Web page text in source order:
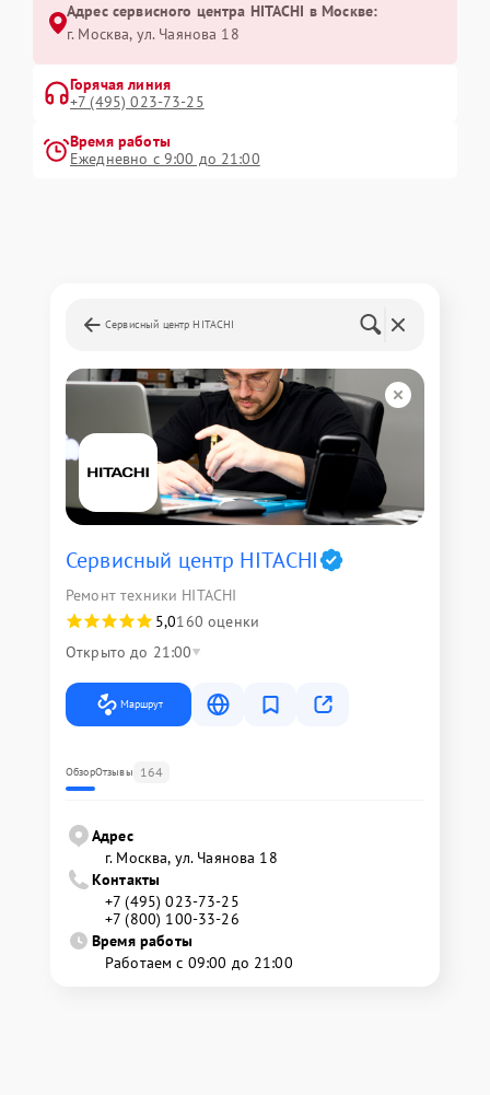
Адрес сервисного центра HITACHI в Москве:
г. Москва, ул. Чаянова 18
Горячая линия
+7 (495) 023-73-25
Время работы
Ежедневно с 9:00 до 21:00
Сервисный центр HITACHI
Сервисный центр HITACHI
Ремонт техники HITACHI
5,0160 оценки
Открыто до 21:00
Маршрут
ОбзорОтзывы 164
Адрес
г. Москва, ул. Чаянова 18
Контакты
+7 (495) 023-73-25
+7 (800) 100-33-26
Время работы
Работаем с 09:00 до 21:00